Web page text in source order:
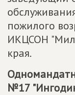
пожилого
ИКЦСОН
края.
№17